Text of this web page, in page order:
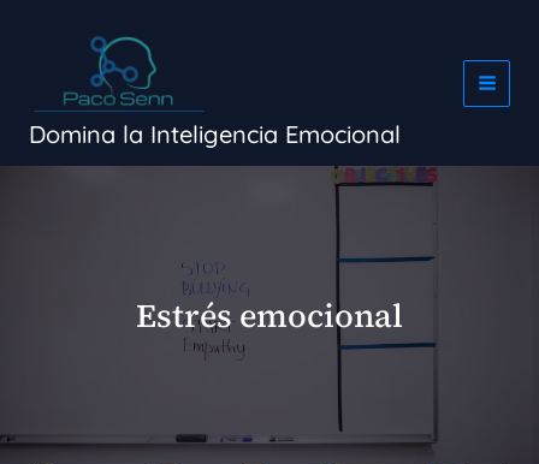
Domina la Inteligencia Emocional
Estrés emocional